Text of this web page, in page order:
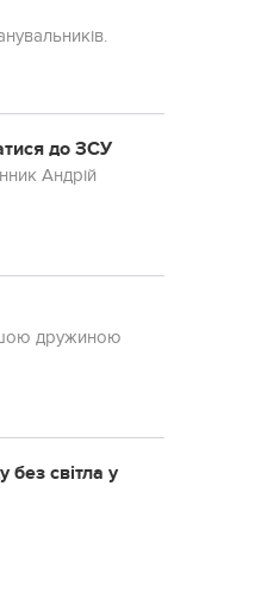
до ЗСУ
Андрій
дружиною
без світла у